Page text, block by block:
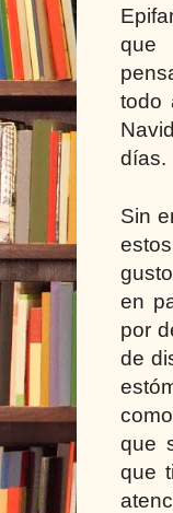
que
todo
días.
Sin
en
por
de
que
que